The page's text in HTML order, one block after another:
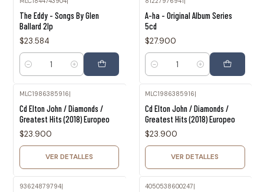
The Eddy - Songs By Glen
Ballard 2lp
$23.584
Cantidad
A-ha - Original Album Series
5cd
$27.900
Cantidad
MLC1986385916|
Cd Elton John / Diamonds /
Greatest Hits (2018) Europeo
$23.900
VER DETALLES
MLC1986385916|
Cd Elton John / Diamonds /
Greatest Hits (2018) Europeo
$23.900
VER DETALLES
93624879794| 4050538600247